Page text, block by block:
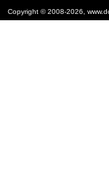
Copyright © 2008-2026,